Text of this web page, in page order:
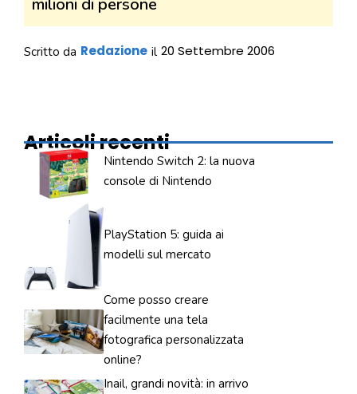
milioni di persone
Scritto da Redazione il 20 Settembre 2006
Articoli recenti
Nintendo Switch 2: la nuova
console di Nintendo
PlayStation 5: guida ai
modelli sul mercato
Come posso creare
facilmente una tela
fotografica personalizzata
online?
Inail, grandi novità: in arrivo